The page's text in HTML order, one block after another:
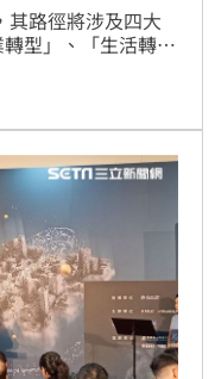
其路徑將涉及四大
型」、「生活轉
放鬆渡假、購物享
效管理、產業發展
領域，制定了相應